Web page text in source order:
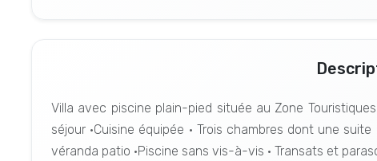
Villa avec piscine plain-pied située au Zone
séjour •Cuisine équipée • Trois chambres dont une
véranda patio •Piscine sans vis-à-vis • Transats et